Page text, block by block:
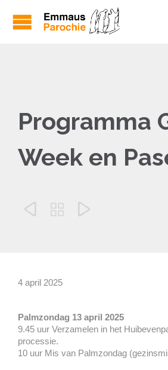
Programma
Week en
  
4 april 2025
Palmzondag 13 april 2025
9.45 uur Verzamelen in het
processie.
10 uur Mis van Palmzondag